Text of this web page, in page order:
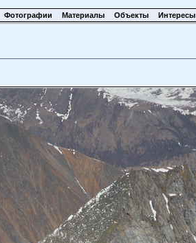
Фотографии Материалы Объекты Интересы